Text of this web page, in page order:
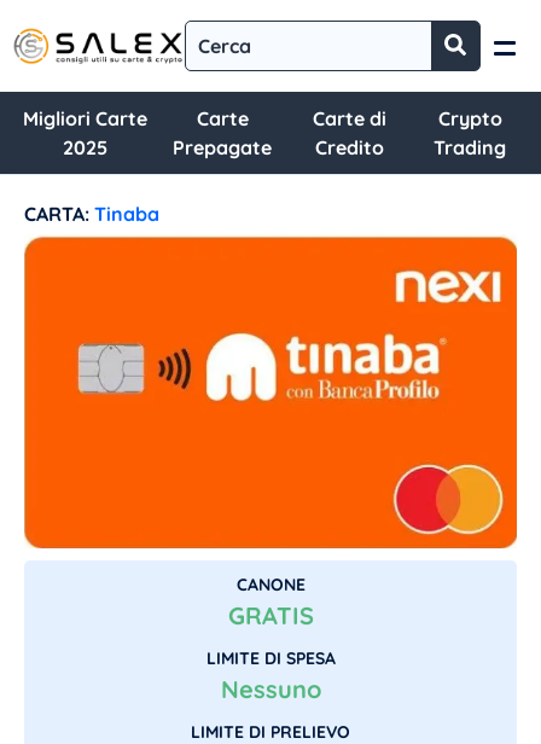
Migliori Carte
2025
Carte
Prepagate
Carte di
Credito
Crypto
Trading
CARTA: Tinaba
CANONE
GRATIS
LIMITE DI SPESA
Nessuno
LIMITE DI PRELIEVO